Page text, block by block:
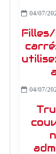
04/07/
Filles/
04/07/